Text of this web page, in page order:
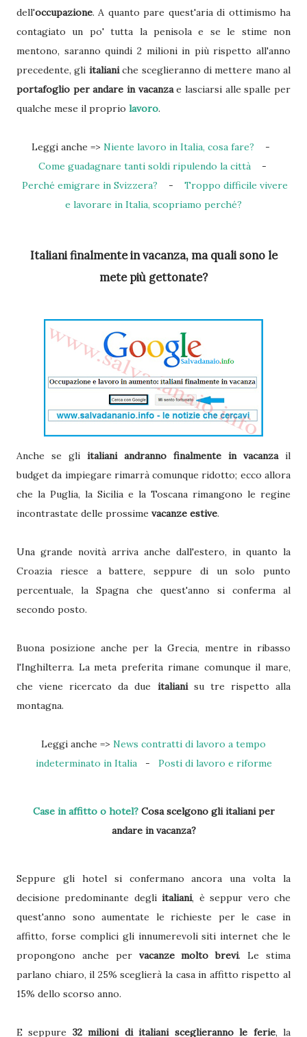
dell'occupazione. A quanto pare quest'aria di ottimismo ha
contagiato un po' tutta la penisola e se le stime non
mentono, saranno quindi 2 milioni in più rispetto all'anno
precedente, gli italianiche sceglieranno di mettere mano al
portafoglio per andare in vacanzae lasciarsi alle spalle per
qualche mese il proprio lavoro.
Leggi anche => Niente lavoro in Italia, cosa fare? -
Come guadagnare tanti soldi ripulendo la città-
Perché emigrare in Svizzera? - Troppo difficile vivere
e lavorare in Italia, scopriamo perché?
Italiani finalmente in vacanza, ma quali sono le
mete più gettonate?
Anche se gli italiani andranno finalmente in vacanzail
budget da impiegare rimarrà comunque ridotto; ecco allora
che la Puglia, la Sicilia e la Toscana rimangono le regine
incontrastate delle prossime vacanze estive.
Una grande novità arriva anche dall'estero, in quanto la
Croazia riesce a battere, seppure di un solo punto
percentuale, la Spagna che quest'anno si conferma al
secondo posto.
Buona posizione anche per la Grecia, mentre in ribasso
l'Inghilterra. La meta preferita rimane comunque il mare,
che viene ricercato da due italianisu tre rispetto alla
montagna.
Leggi anche => News contratti di lavoro a tempo
indeterminato in Italia- Posti di lavoro e riforme
Case in affitto o hotel?Cosa scelgono gli italiani per
andare in vacanza?
Seppure gli hotel si confermano ancora una volta la
decisione predominante degliitaliani, è seppur vero che
quest'anno sono aumentate le richieste per le case in
affitto, forse complici gli innumerevoli siti internet che le
propongono anche per vacanze molto brevi. Le stima
parlano chiaro, il 25% sceglierà la casa in affitto rispetto al
15% dello scorso anno.
E seppure 32 milioni di italiani sceglieranno le ferie, la